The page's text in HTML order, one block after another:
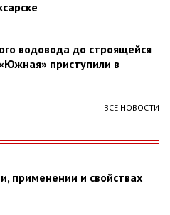
водовода до строящейся
приступили в
ВСЕ НОВОСТИ
применении и свойствах